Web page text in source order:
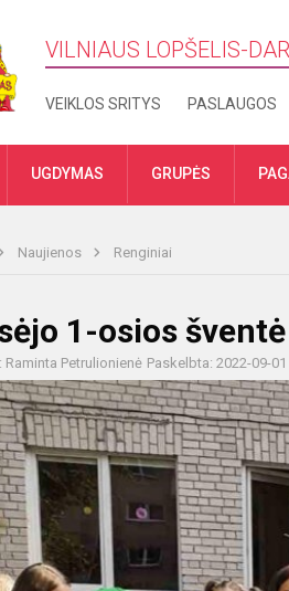
VILNIAUS LOPŠELIS-
VEIKLOS SRITYS PASLAUGOS
UGDYMAS GRUPĖS
Naujienos Renginiai
1-osios šventė
Raminta Petrulionienė Paskelbta: 2022-09-01